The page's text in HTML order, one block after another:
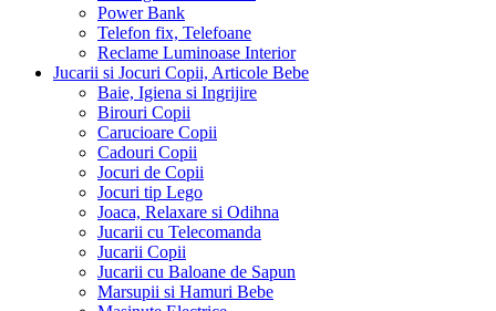
Power Bank
Telefon fix, Telefoane
Reclame Luminoase Interior
Jucarii si Jocuri Copii, Articole Bebe
Baie, Igiena si Ingrijire
Birouri Copii
Carucioare Copii
Cadouri Copii
Jocuri de Copii
Jocuri tip Lego
Joaca, Relaxare si Odihna
Jucarii cu Telecomanda
Jucarii Copii
Jucarii cu Baloane de Sapun
Marsupii si Hamuri Bebe